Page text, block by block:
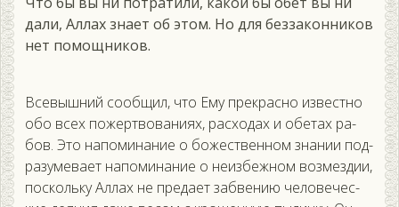
дали, Аллах знает об этом. Но для беззаконников
нет помощников.
Все­выш­ний со­об­щил, что Ему прек­расно из­вес­тно
обо всех по­жер­тво­вани­ях, рас­хо­дах и обе­тах ра­
бов. Это на­поми­нание о бо­жес­твен­ном зна­нии под­
ра­зуме­ва­ет на­поми­нание о не­из­бежном воз­мездии,
пос­коль­ку Ал­лах не пре­да­ет заб­ве­нию че­лове­чес­